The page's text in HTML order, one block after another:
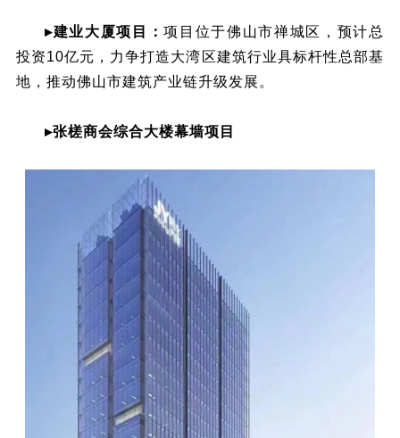
▸建业大厦项目：项目位于佛山市禅城区，预计总
投资10亿元，力争打造大湾区建筑行业具标杆性总部基
地，推动佛山市建筑产业链升级发展。
▸张槎商会综合大楼幕墙项目